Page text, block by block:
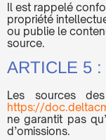
Il est rappelé
propriété
ou publie le
source.
ARTICLE 5 :
Les sources
https://
ne garantit pas
d’omissions.